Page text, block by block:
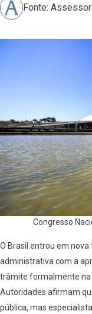
Fonte:
Congresso
O Brasil entrou em
administrativa com a
trâmite formalmente na
Autoridades afirmam
pública, mas